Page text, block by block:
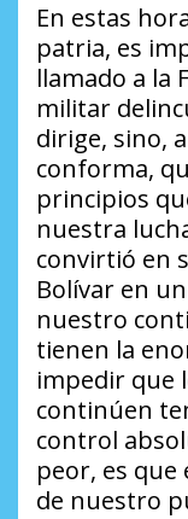
En estas
patria, es
llamado a la
militar
dirige, sino,
conforma,
principios
nuestra
convirtió en
Bolívar en
nuestro
tienen la
impedir que
continúen
control
peor, es
de nuestro